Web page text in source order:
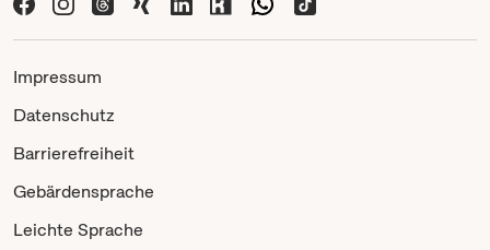
Impressum
Datenschutz
Barrierefreiheit
Gebärdensprache
Leichte Sprache